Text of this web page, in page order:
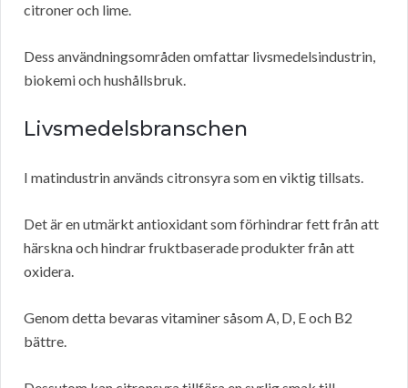
citroner och lime.
Dess användningsområden omfattar livsmedelsindustrin,
biokemi och hushållsbruk.
Livsmedelsbranschen
I matindustrin används citronsyra som en viktig tillsats.
Det är en utmärkt antioxidant som förhindrar fett från att
härskna och hindrar fruktbaserade produkter från att
oxidera.
Genom detta bevaras vitaminer såsom A, D, E och B2
bättre.